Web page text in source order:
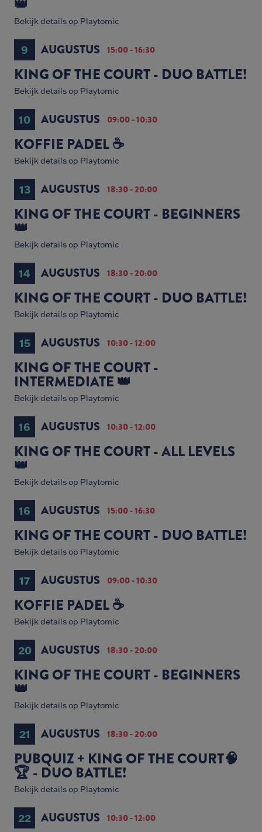
👑
Bekijk details op Playtomic
9 AUGUSTUS 15:00 - 16:30
KING OF THE COURT - DUO BATTLE!
Bekijk details op Playtomic
10 AUGUSTUS 09:00 - 10:30
KOFFIE PADEL ☕️
Bekijk details op Playtomic
13 AUGUSTUS 18:30 - 20:00
KING OF THE COURT - BEGINNERS
👑
Bekijk details op Playtomic
14 AUGUSTUS 18:30 - 20:00
KING OF THE COURT - DUO BATTLE!
Bekijk details op Playtomic
15 AUGUSTUS 10:30 - 12:00
KING OF THE COURT -
INTERMEDIATE 👑
Bekijk details op Playtomic
16 AUGUSTUS 10:30 - 12:00
KING OF THE COURT - ALL LEVELS
👑
Bekijk details op Playtomic
16 AUGUSTUS 15:00 - 16:30
KING OF THE COURT - DUO BATTLE!
Bekijk details op Playtomic
17 AUGUSTUS 09:00 - 10:30
KOFFIE PADEL ☕️
Bekijk details op Playtomic
20 AUGUSTUS 18:30 - 20:00
KING OF THE COURT - BEGINNERS
👑
Bekijk details op Playtomic
21 AUGUSTUS 18:30 - 20:00
PUBQUIZ + KING OF THE COURT🧠
🏆 - DUO BATTLE!
Bekijk details op Playtomic
22 AUGUSTUS 10:30 - 12:00